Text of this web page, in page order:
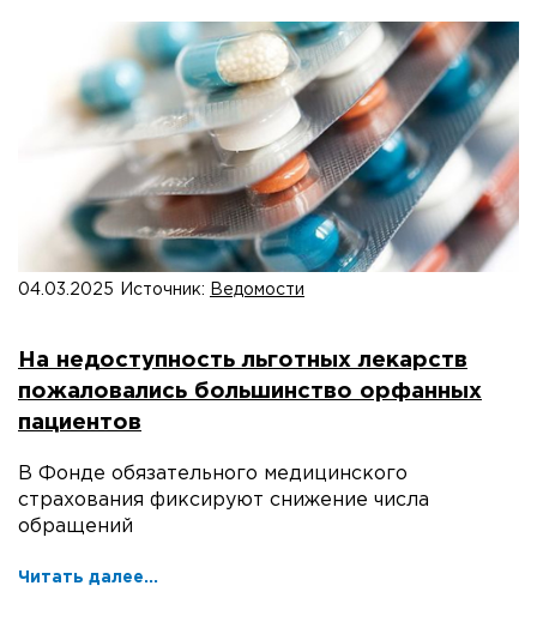
04.03.2025 Источник: Ведомости
На недоступность льготных лекарств
пожаловались большинство орфанных
пациентов
В Фонде обязательного медицинского
страхования фиксируют снижение числа
обращений
Читать далее...